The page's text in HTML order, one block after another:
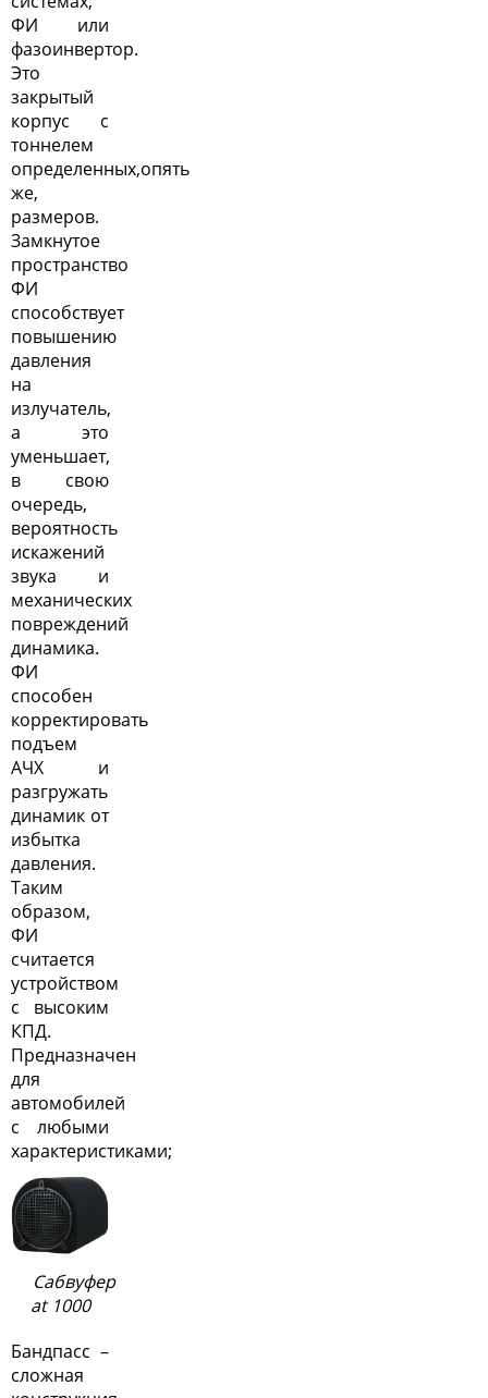
ФИ или
фазоинвертор.
Это
закрытый
корпус с
тоннелем
определенных,опять
же,
размеров.
Замкнутое
пространство
ФИ
способствует
повышению
давления
на
излучатель,
а это
уменьшает,
в свою
очередь,
вероятность
искажений
звука и
механических
повреждений
динамика.
ФИ
способен
корректировать
подъем
АЧХ и
разгружать
динамик от
избытка
давления.
Таким
образом,
ФИ
считается
устройством
с высоким
КПД.
Предназначен
для
автомобилей
с любыми
характеристиками;
Сабвуфер
at 1000
Бандпасс –
сложная